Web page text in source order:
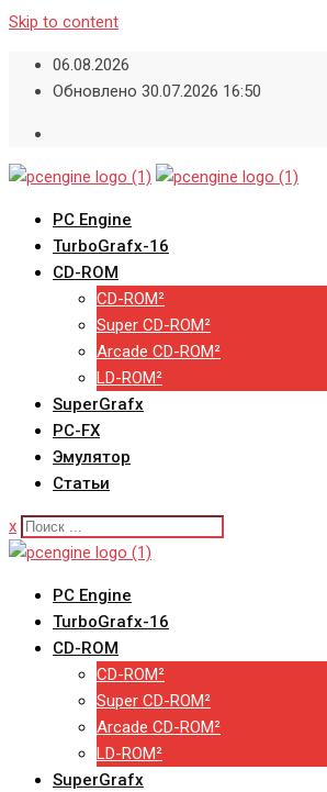
Skip to content
06.08.2026
Обновлено 30.07.2026 16:50
PC Engine
TurboGrafx-16
CD-ROM
CD-ROM²
Super CD-ROM²
Arcade CD-ROM²
LD-ROM²
SuperGrafx
PC-FX
Эмулятор
Статьи
x
PC Engine
TurboGrafx-16
CD-ROM
CD-ROM²
Super CD-ROM²
Arcade CD-ROM²
LD-ROM²
SuperGrafx